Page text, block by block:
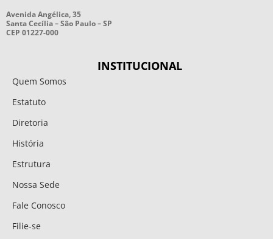
Avenida Angélica, 35
Santa Cecília – São Paulo – SP
CEP 01227-000
INSTITUCIONAL
Quem Somos
Estatuto
Diretoria
História
Estrutura
Nossa Sede
Fale Conosco
Filie-se